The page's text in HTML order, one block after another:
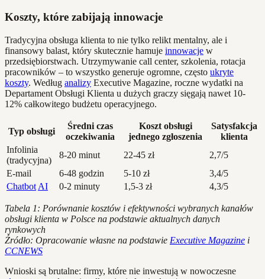
Koszty, które zabijają innowacje
Tradycyjna obsługa klienta to nie tylko relikt mentalny, ale i
finansowy balast, który skutecznie hamuje innowacje w
przedsiębiorstwach. Utrzymywanie call center, szkolenia, rotacja
pracowników – to wszystko generuje ogromne, często ukryte
koszty. Według analizy Executive Magazine, roczne wydatki na
Departament Obsługi Klienta u dużych graczy sięgają nawet 10-
12% całkowitego budżetu operacyjnego.
Typ obsługi
Średni czas
oczekiwania
Koszt obsługi
jednego zgłoszenia
Satysfakcja
klienta
Infolinia
(tradycyjna)
8-20 minut 22-45 zł
2,7/5
E-mail
6-48 godzin 5-10 zł
3,4/5
Chatbot AI 0-2 minuty 1,5-3 zł 4,3/5
Tabela 1: Porównanie kosztów i efektywności wybranych kanałów
obsługi klienta w Polsce na podstawie aktualnych danych
rynkowych
Źródło: Opracowanie własne na podstawie Executive Magazine i
CCNEWS
Wnioski są brutalne: firmy, które nie inwestują w nowoczesne